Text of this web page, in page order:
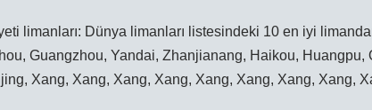
limanları: Dünya limanları listesindeki 10 en iyi
Guangzhou, Yandai, Zhanjianang, Haikou,
Xang, Xang, Xang, Xang, Xang, Xang, Xang, Xang,